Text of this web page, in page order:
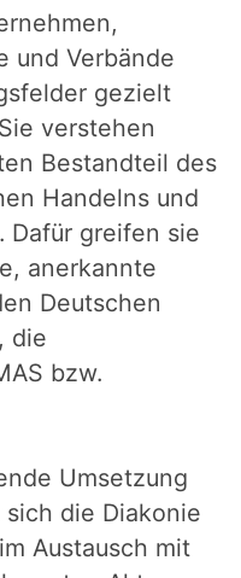
und Verbände
gezielt
verstehen
Bestandteil des
Handelns und
Dafür greifen sie
anerkannte
Deutschen
die
bzw.
Umsetzung
die Diakonie
Austausch mit